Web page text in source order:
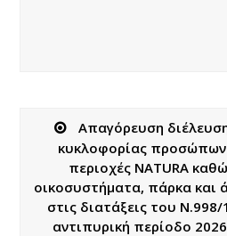
Απαγόρευση
κυκλοφορίας προσώπων
περιοχές ΝATURA
οικοσυστήματα, πάρκα και
στις διατάξεις του Ν.998/
αντιπυρική περίοδο